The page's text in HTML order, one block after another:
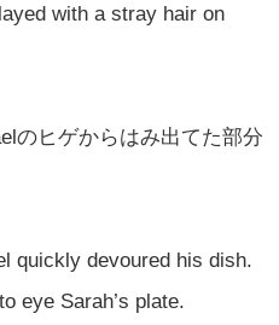
with a stray hair on
のヒゲからはみ出てた部分
quickly devoured his dish.
eye Sarah’s plate.